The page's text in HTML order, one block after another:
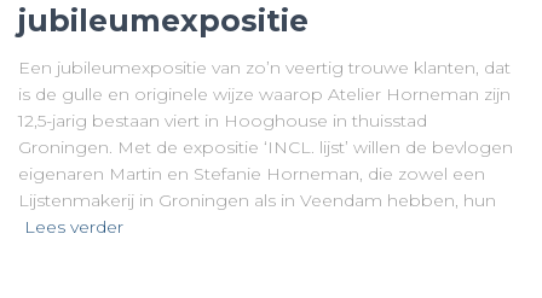
jubileumexpositie
Een jubileumexpositie van zo’n veertig trouwe klanten, dat
is de gulle en originele wijze waarop Atelier Horneman zijn
12,5-jarig bestaan viert in Hooghouse in thuisstad
Groningen. Met de expositie ‘INCL. lijst’ willen de bevlogen
eigenaren Martin en Stefanie Horneman, die zowel een
Lijstenmakerij in Groningen als in Veendam hebben, hun
Lees verder